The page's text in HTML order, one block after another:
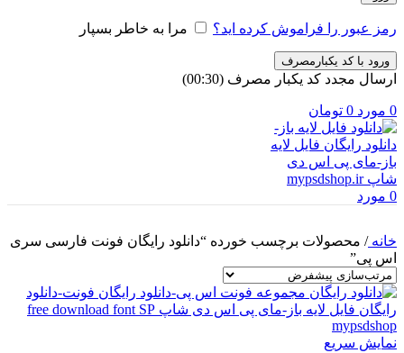
رمز عبور را فراموش کرده اید؟ مرا به خاطر بسپار
ورود با کد یکبارمصرف
ارسال مجدد کد یکبار مصرف (00:
30
)
0 مورد 0 تومان
0 مورد
خانه/ محصولات برچسب خورده “دانلود رایگان فونت فارسی سری
اس پی”
نمایش سریع